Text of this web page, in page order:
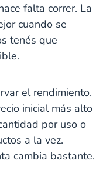
falta correr. La
cuando se
tenés que
el rendimiento.
inicial más alto
por uso o
a la vez.
cambia bastante.